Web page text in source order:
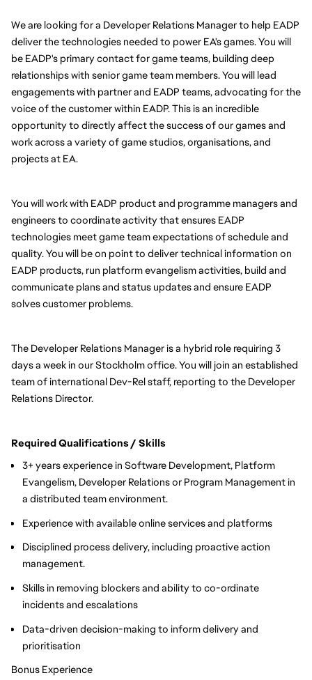
We are looking for a Developer Relations Manager to help EADP
deliver the technologies needed to power EA's games. You will
be EADP's primary contact for game teams, building deep
relationships with senior game team members. You will lead
engagements with partner and EADP teams, advocating for the
voice of the customer within EADP. This is an incredible
opportunity to directly affect the success of our games and
work across a variety of game studios, organisations, and
projects at EA.
You will work with EADP product and programme managers and
engineers to coordinate activity that ensures EADP
technologies meet game team expectations of schedule and
quality. You will be on point to deliver technical information on
EADP products, run platform evangelism activities, build and
communicate plans and status updates and ensure EADP
solves customer problems.
The Developer Relations Manager is a hybrid role requiring 3
days a week in our Stockholm office. You will join an established
team of international Dev-Rel staff, reporting to the Developer
Relations Director.
Required Qualifications / Skills
3+ years experience in Software Development, Platform
Evangelism, Developer Relations or Program Management in
a distributed team environment.
Experience with available online services and platforms
Disciplined process delivery, including proactive action
management.
Skills in removing blockers and ability to co-ordinate
incidents and escalations
Data-driven decision-making to inform delivery and
prioritisation
Bonus Experience